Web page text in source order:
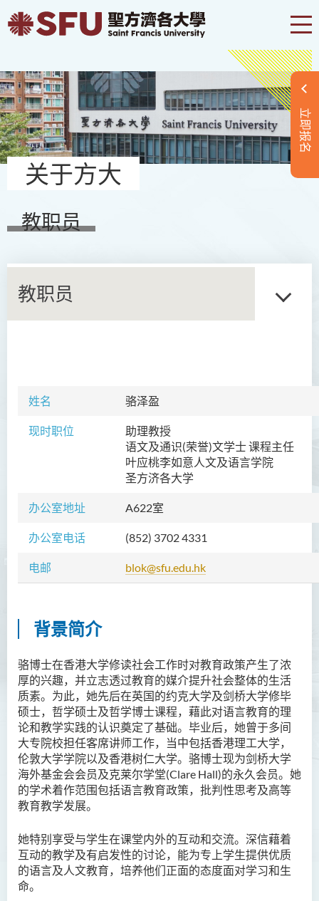
立即报名
关于方大
教职员
教职员
姓名 骆泽盈
现时职位
助理教授
语文及通识(荣誉)文学士 课程主任
叶应桃李如意人文及语言学院
圣方济各大学
办公室地址 A622室
办公室电话 (852) 3702 4331
电邮 blok@sfu.edu.hk
背景简介
骆博士在香港大学修读社会工作时对教育政策产生了浓
厚的兴趣，并立志透过教育的媒介提升社会整体的生活
质素。为此，她先后在英国的约克大学及剑桥大学修毕
硕士，哲学硕士及哲学博士课程，藉此对语言教育的理
论和教学实践的认识奠定了基础。毕业后，她曾于多间
大专院校担任客席讲师工作，当中包括香港理工大学，
伦敦大学学院以及香港树仁大学。骆博士现为剑桥大学
海外基金会会员及克莱尔学堂(Clare Hall)的永久会员。她
的学术着作范围包括语言教育政策，批判性思考及高等
教育教学发展。
她特别享受与学生在课堂内外的互动和交流。深信藉着
互动的教学及有启发性的讨论，能为专上学生提供优质
的语言及人文教育，培养他们正面的态度面对学习和生
命。
院长的话
课程概览
教职员
陈善伟教授
英冠球博士
王淑雯博士
吴海雅博士
胡耀东先生
官福然先生
蔡清衍先生
郭俊祺先生
袁展聪博士
李嘉瑶女士
周仲华博士
周倩如博士